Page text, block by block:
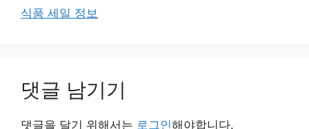
식품 세일 정보
댓글 남기기
댓글을 달기 위해서는 로그인해야합니다.